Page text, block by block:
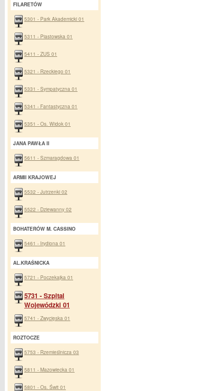
FILARETÓW
5301 - Park Akademicki 01
5311 - Piastowska 01
5411 - ZUS 01
5321 - Rzeckiego 01
5331 - Sympatyczna 01
5341 - Fantastyczna 01
5351 - Os. Widok 01
JANA PAWŁA II
5611 - Szmaragdowa 01
ARMII KRAJOWEJ
5532 - Jutrzenki 02
5522 - Dziewanny 02
BOHATERÓW M. CASSINO
5461 - Irydiona 01
AL.KRAŚNICKA
5721 - Poczekajka 01
5731 - Szpital
Wojewódzki 01
5741 - Zwycięska 01
ROZTOCZE
5753 - Rzemieślnicza 03
5811 - Mazowiecka 01
5801 - Os. Świt 01